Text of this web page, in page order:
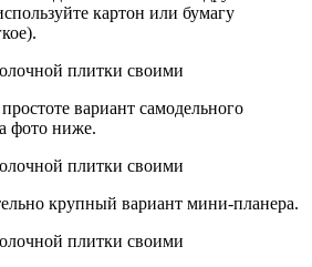
картон или бумагу
вариант самодельного
фото ниже.
крупный вариант мини-планера.